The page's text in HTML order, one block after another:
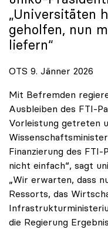
„Universitäten
geholfen, nun
liefern“
OTS 9. Jänner 2026
Mit Befremden
Ausbleiben des FTI-
Vorleistung getreten
Finanzierung des
nicht einfach“, sagt
„Wir erwarten, dass
Ressorts, das
die Regierung